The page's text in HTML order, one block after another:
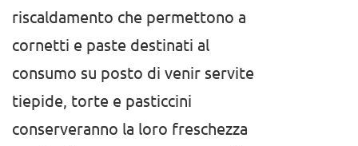
riscaldamento che permettono a
cornetti e paste destinati al
consumo su posto di venir servite
tiepide, torte e pasticcini
conserveranno la loro freschezza